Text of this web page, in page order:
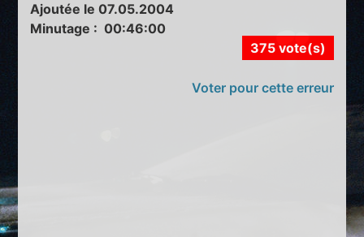
Ajoutée le 07.05.2004
Minutage : 00:46:00
375 vote(s)
Voter pour cette erreur